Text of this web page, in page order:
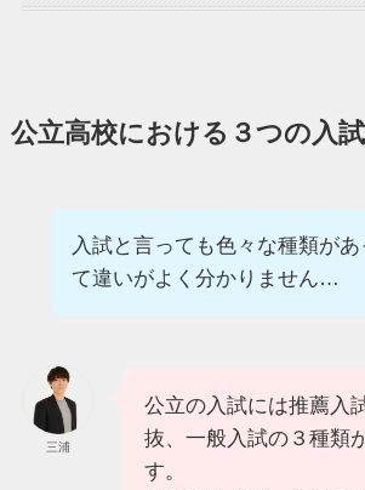
公立高校における３つの入
入試と言っても色々な種類があ
て違いがよく分かりません…
三浦
公立の入試には推薦入
抜、一般入試の３種類
す。